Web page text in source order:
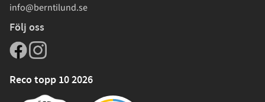
info@berntilund.se
Följ oss
Reco topp 10 2026